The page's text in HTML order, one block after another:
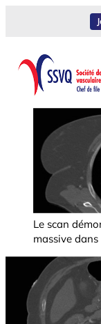
Le scan
massive